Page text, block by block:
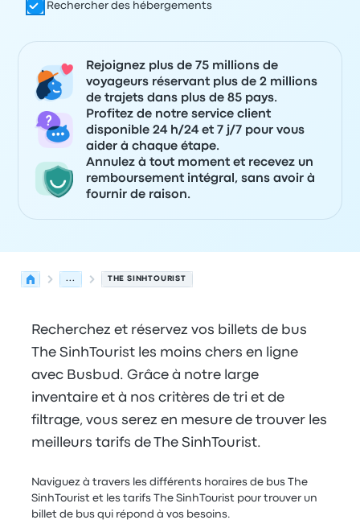
Rechercher des hébergements
Rejoignez plus de 75 millions de
voyageurs réservant plus de 2 millions
de trajets dans plus de 85 pays.
Profitez de notre service client
disponible 24 h/24 et 7 j/7 pour vous
aider à chaque étape.
Annulez à tout moment et recevez un
remboursement intégral, sans avoir à
fournir de raison.
... THE SINHTOURIST
Recherchez et réservez vos billets de bus
The SinhTourist les moins chers en ligne
avec Busbud. Grâce à notre large
inventaire et à nos critères de tri et de
filtrage, vous serez en mesure de trouver les
meilleurs tarifs de The SinhTourist.
Naviguez à travers les différents horaires de bus The
SinhTourist et les tarifs The SinhTourist pour trouver un
billet de bus qui répond à vos besoins.